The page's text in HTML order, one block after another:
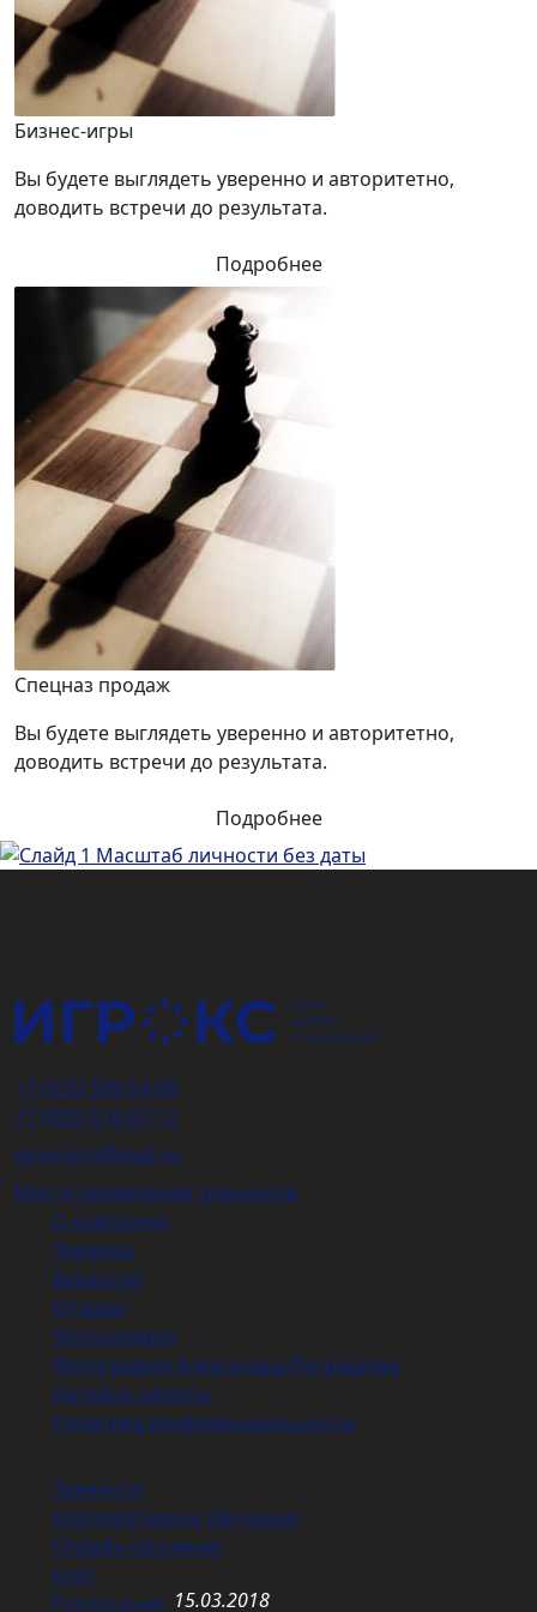
15.03.2018
Бизнес-игры
Вы будете выглядеть уверенно и авторитетно,
доводить встречи до результата.
Подробнее
Спецназ продаж
Вы будете выглядеть уверенно и авторитетно,
доводить встречи до результата.
Подробнее
+7 (925) 589-54-08
+7 (903) 516-67-12
igrox-pro@mail.ru
Место проведения тренингов
О компании
Тренеры
Вакансии
Отзывы
Фотогалерея
Фотографии Александра Петрищева
Договор оферты
Политика конфиденциальности
Тренинги
Корпоративное обучение
Онлайн обучение
Блог
Расписание